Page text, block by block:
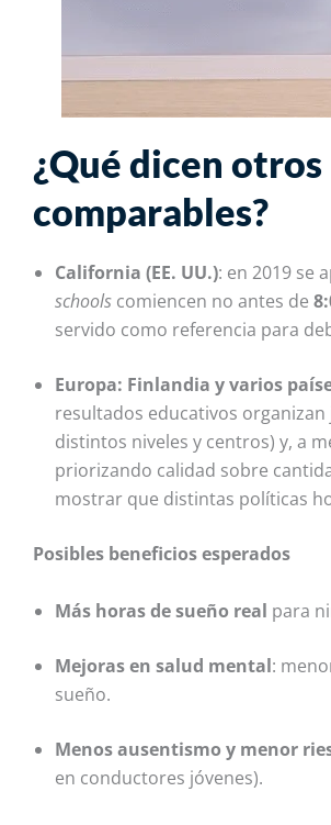
¿Qué dicen
comparables?
California (EE. UU.): en 2019 se
schools comiencen no antes de
servido como referencia para
Europa: Finlandia y varios
resultados educativos
distintos niveles y centros) y, a
priorizando calidad sobre
mostrar que distintas políticas
Posibles beneficios esperados
Más horas de sueño real para
Mejoras en salud mental:
sueño.
Menos ausentismo y menor
en conductores jóvenes).